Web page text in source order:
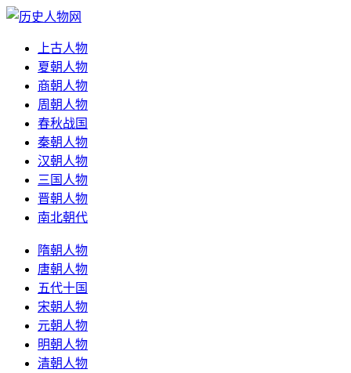
上古人物
夏朝人物
商朝人物
周朝人物
春秋战国
秦朝人物
汉朝人物
三国人物
晋朝人物
南北朝代
隋朝人物
唐朝人物
五代十国
宋朝人物
元朝人物
明朝人物
清朝人物